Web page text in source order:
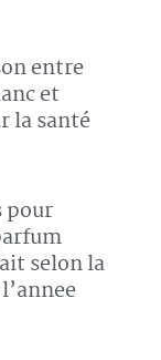
entre
et
la santé
pour
selon la